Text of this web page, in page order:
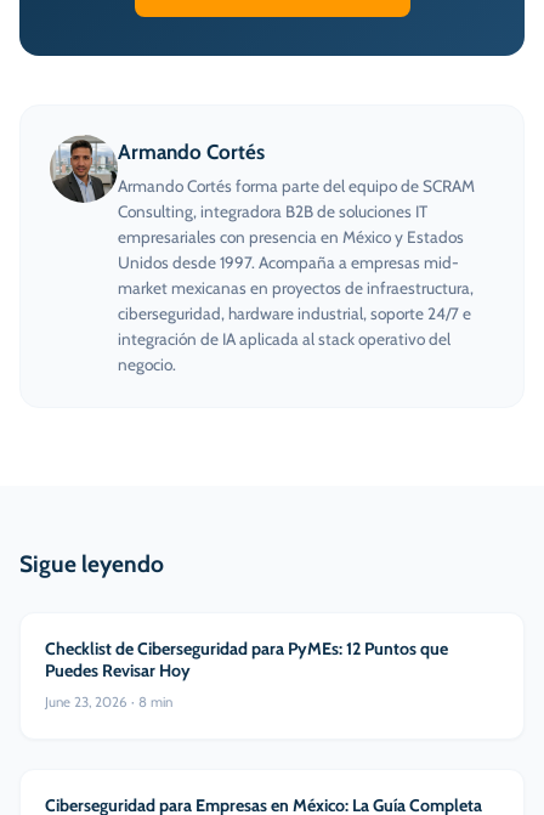
Armando Cortés
Armando Cortés forma parte del equipo de SCRAM
Consulting, integradora B2B de soluciones IT
empresariales con presencia en México y Estados
Unidos desde 1997. Acompaña a empresas mid-
market mexicanas en proyectos de infraestructura,
ciberseguridad, hardware industrial, soporte 24/7 e
integración de IA aplicada al stack operativo del
negocio.
Sigue leyendo
Ciberseguridad
Checklist de Ciberseguridad para PyMEs: 12 Puntos que
Puedes Revisar Hoy
June 23, 2026 · 8 min
Ciberseguridad
Ciberseguridad para Empresas en México: La Guía Completa